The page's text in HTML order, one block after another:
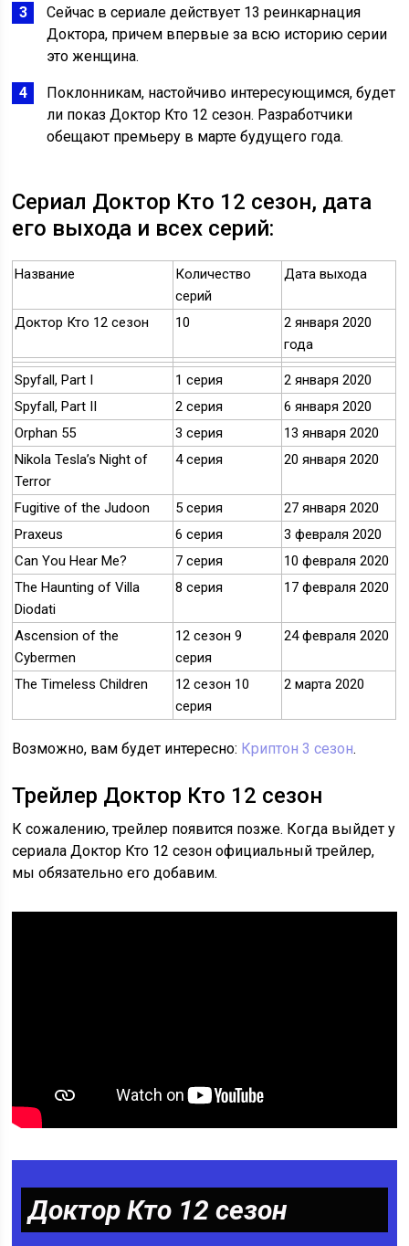
Сейчас в сериале действует 13 реинкарнация
Доктора, причем впервые за всю историю серии
это женщина.
Поклонникам, настойчиво интересующимся, будет
ли показ Доктор Кто 12 сезон. Разработчики
обещают премьеру в марте будущего года.
Сериал Доктор Кто 12 сезон, дата
его выхода и всех серий:
Название
Количество
серий
Дата выхода
Доктор Кто 12 сезон 10
2 января 2020
года
Spyfall, Part I 1 серия
2 января 2020
Spyfall, Part II
2 серия
6 января 2020
Orphan 55
3 серия
13 января 2020
Nikola Tesla’s Night of
Terror
4 серия 20 января 2020
Fugitive of the Judoon 5 серия
27 января 2020
Praxeus
6 серия
3 февраля 2020
Can You Hear Me?
7 серия
10 февраля 2020
The Haunting of Villa
Diodati
8 серия 17 февраля 2020
Ascension of the
Cybermen
12 сезон 9
серия
24 февраля 2020
The Timeless Children
12 сезон 10
серия
2 марта 2020
Возможно, вам будет интересно: Криптон 3 сезон.
Трейлер Доктор Кто 12 сезон
К сожалению, трейлер появится позже. Когда выйдет у
сериала Доктор Кто 12 сезон официальный трейлер,
мы обязательно его добавим.
Доктор Кто 12 сезон